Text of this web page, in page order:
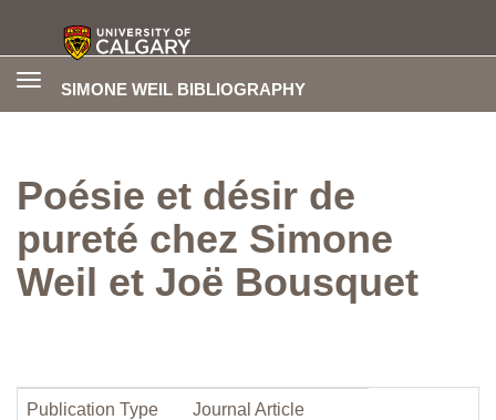
SIMONE WEIL BIBLIOGRAPHY
Toggle
Poésie et désir de
pureté chez Simone
Weil et Joë Bousquet
Publication Type Journal Article